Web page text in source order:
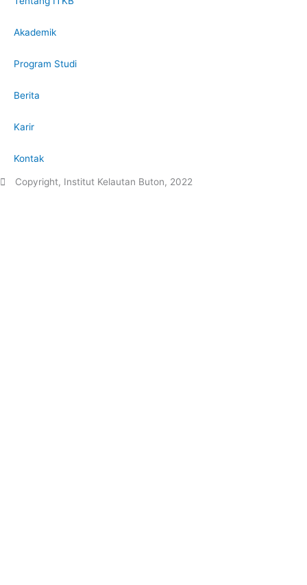
Akademik
Program Studi
Berita
Karir
Kontak
Copyright, Institut Kelautan Buton, 2022